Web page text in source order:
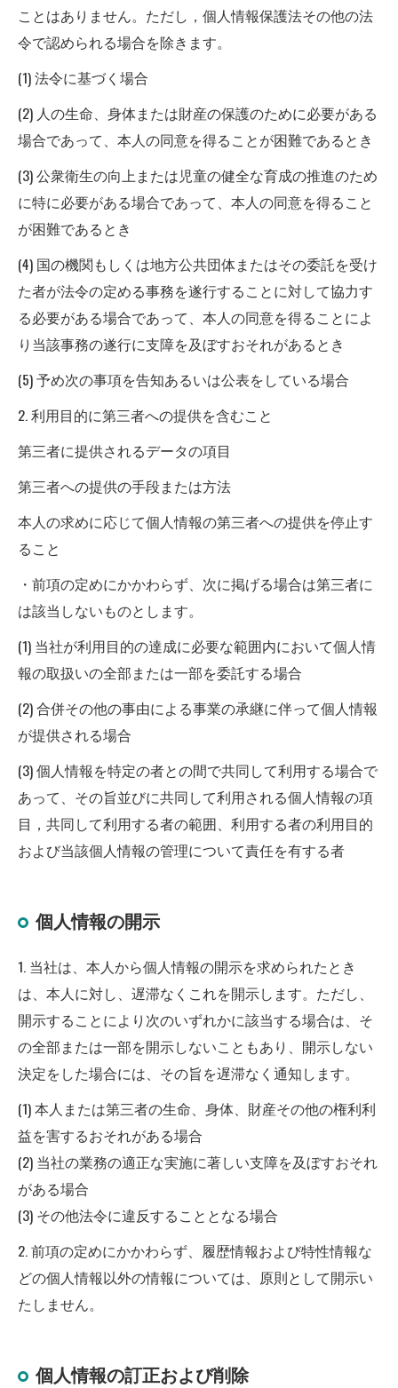
ことはありません。ただし，個人情報保護法その他の法
令で認められる場合を除きます。
(1) 法令に基づく場合
(2) 人の生命、身体または財産の保護のために必要がある
場合であって、本人の同意を得ることが困難であるとき
(3) 公衆衛生の向上または児童の健全な育成の推進のため
に特に必要がある場合であって、本人の同意を得ること
が困難であるとき
(4) 国の機関もしくは地方公共団体またはその委託を受け
た者が法令の定める事務を遂行することに対して協力す
る必要がある場合であって、本人の同意を得ることによ
り当該事務の遂行に支障を及ぼすおそれがあるとき
(5) 予め次の事項を告知あるいは公表をしている場合
2. 利用目的に第三者への提供を含むこと
第三者に提供されるデータの項目
第三者への提供の手段または方法
本人の求めに応じて個人情報の第三者への提供を停止す
ること
・前項の定めにかかわらず、次に掲げる場合は第三者に
は該当しないものとします。
(1) 当社が利用目的の達成に必要な範囲内において個人情
報の取扱いの全部または一部を委託する場合
(2) 合併その他の事由による事業の承継に伴って個人情報
が提供される場合
(3) 個人情報を特定の者との間で共同して利用する場合で
あって、その旨並びに共同して利用される個人情報の項
目，共同して利用する者の範囲、利用する者の利用目的
および当該個人情報の管理について責任を有する者
個人情報の開示
1. 当社は、本人から個人情報の開示を求められたとき
は、本人に対し、遅滞なくこれを開示します。ただし、
開示することにより次のいずれかに該当する場合は、そ
の全部または一部を開示しないこともあり、開示しない
決定をした場合には、その旨を遅滞なく通知します。
(1) 本人または第三者の生命、身体、財産その他の権利利
益を害するおそれがある場合
(2) 当社の業務の適正な実施に著しい支障を及ぼすおそれ
がある場合
(3) その他法令に違反することとなる場合
2. 前項の定めにかかわらず、履歴情報および特性情報な
どの個人情報以外の情報については、原則として開示い
たしません。
個人情報の訂正および削除